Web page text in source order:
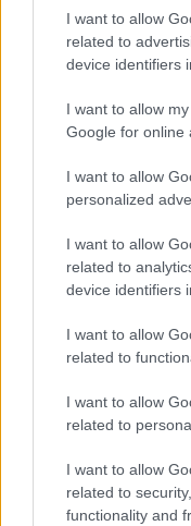
I want to allow
related to
device identifiers
I want to allow
Google for online
I want to allow
personalized
I want to allow
related to
device identifiers
I want to allow
related to
I want to allow
related to
I want to allow
related to
functionality and
certamente anche
Amazon,
di acquisto dei
Auto
segmento chiave
dell’economia di
Pechino per
conducenti”, ha
Daily Mail. In
un cavallo di Troia
come affermato
costruttori inglese.